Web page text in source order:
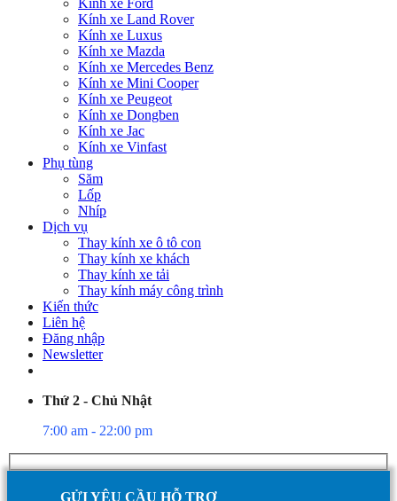
Kính xe Ford
Kính xe Land Rover
Kính xe Luxus
Kính xe Mazda
Kính xe Mercedes Benz
Kính xe Mini Cooper
Kính xe Peugeot
Kính xe Dongben
Kính xe Jac
Kính xe Vinfast
Phụ tùng
Săm
Lốp
Nhíp
Dịch vụ
Thay kính xe ô tô con
Thay kính xe khách
Thay kính xe tải
Thay kính máy công trình
Kiến thức
Liên hệ
Đăng nhập
Newsletter
Thứ 2 - Chủ Nhật
7:00 am - 22:00 pm
GỬI YÊU CẦU HỖ TRỢ